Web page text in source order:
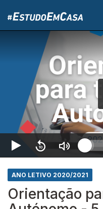
ANO LETIVO 2020/2021
Orientação